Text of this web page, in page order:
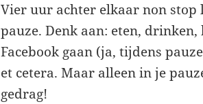
Vier uur achter elkaar non stop
pauze. Denk aan: eten,
Facebook gaan (ja, tijdens
et cetera. Maar alleen in je
gedrag!